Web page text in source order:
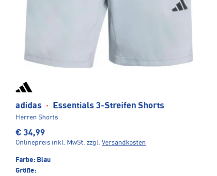
adidas · Essentials 3-Streifen Shorts
Herren Shorts
€ 34,99
Onlinepreis inkl. MwSt. zzgl. Versandkosten
Farbe: Blau
Größe: